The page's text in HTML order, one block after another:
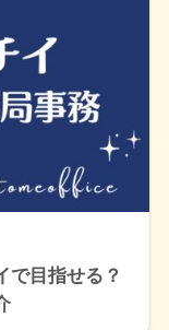
で目指せる？